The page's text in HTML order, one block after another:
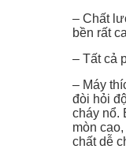
– Chất
bền rất
– Tất cả
– Máy
đòi hỏi
cháy nổ.
mòn
chất dễ